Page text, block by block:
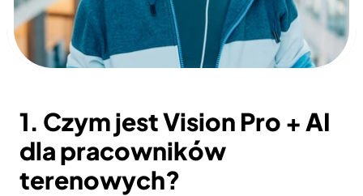
1. Czym jest Vision Pro + AI
dla pracowników
terenowych?